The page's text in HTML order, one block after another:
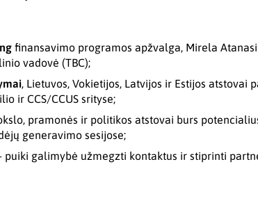
finansavimo programos apžvalga, Mirela
vadovė (TBC);
, Lietuvos, Vokietijos, Latvijos ir Estijos atstovai
ir CCS/CCUS srityse;
pramonės ir politikos atstovai burs
generavimo sesijose;
puiki galimybė užmegzti kontaktus ir stiprinti